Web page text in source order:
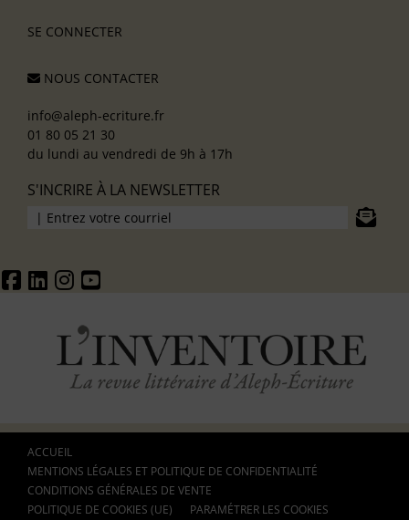
SE CONNECTER
NOUS CONTACTER
info@aleph-ecriture.fr
01 80 05 21 30
du lundi au vendredi de 9h à 17h
S'INCRIRE À LA NEWSLETTER
ACCUEIL
MENTIONS LÉGALES ET POLITIQUE DE CONFIDENTIALITÉ
CONDITIONS GÉNÉRALES DE VENTE
POLITIQUE DE COOKIES (UE)
PARAMÉTRER LES COOKIES